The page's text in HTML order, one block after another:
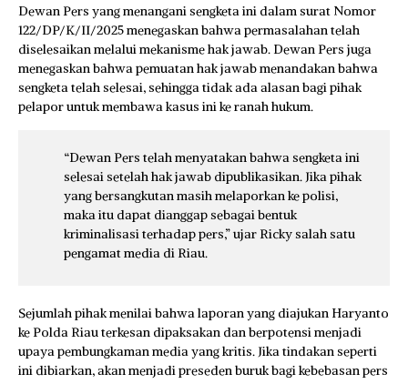
Dewan Pers yang menangani sengketa ini dalam surat Nomor
122/DP/K/II/2025 menegaskan bahwa permasalahan telah
diselesaikan melalui mekanisme hak jawab. Dewan Pers juga
menegaskan bahwa pemuatan hak jawab menandakan bahwa
sengketa telah selesai, sehingga tidak ada alasan bagi pihak
pelapor untuk membawa kasus ini ke ranah hukum.
“Dewan Pers telah menyatakan bahwa sengketa ini
selesai setelah hak jawab dipublikasikan. Jika pihak
yang bersangkutan masih melaporkan ke polisi,
maka itu dapat dianggap sebagai bentuk
kriminalisasi terhadap pers,” ujar Ricky salah satu
pengamat media di Riau.
Sejumlah pihak menilai bahwa laporan yang diajukan Haryanto
ke Polda Riau terkesan dipaksakan dan berpotensi menjadi
upaya pembungkaman media yang kritis. Jika tindakan seperti
ini dibiarkan, akan menjadi preseden buruk bagi kebebasan pers